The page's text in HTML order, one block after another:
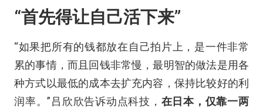
“首先得让自己活下来”
“如果把所有的钱都放在自己拍片上，是一件非常
累的事情，而且回钱非常慢，最明智的做法是用各
种方式以最低的成本去扩充内容，保持比较好的利
润率。”吕欣欣告诉动点科技， 在日本，仅靠一两